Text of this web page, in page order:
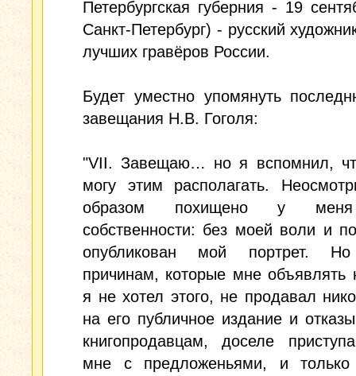
Петербургская губерния - 19
Санкт-Петербург) - русский
лучших гравёров России.
Будет уместно упомянуть
завещания Н.В. Гоголя:
"VII. Завещаю… но я вспомнил,
могу этим располагать.
образом похищено у
собственности: без моей воли и
опубликован мой портрет.
причинам, которые мне объявлять
я не хотел этого, не продавал
на его публичное издание и
книгопродавцам, доселе
мне с предложеньями, и